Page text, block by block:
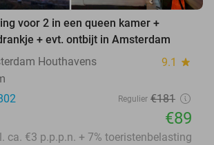
voor 2 in een queen kamer +
+ evt. ontbijt in Amsterdam
Houthavens
9.1 star
Regulier €181
€89
ca. €3 p.p.p.n. + 7% toeristenbelasting